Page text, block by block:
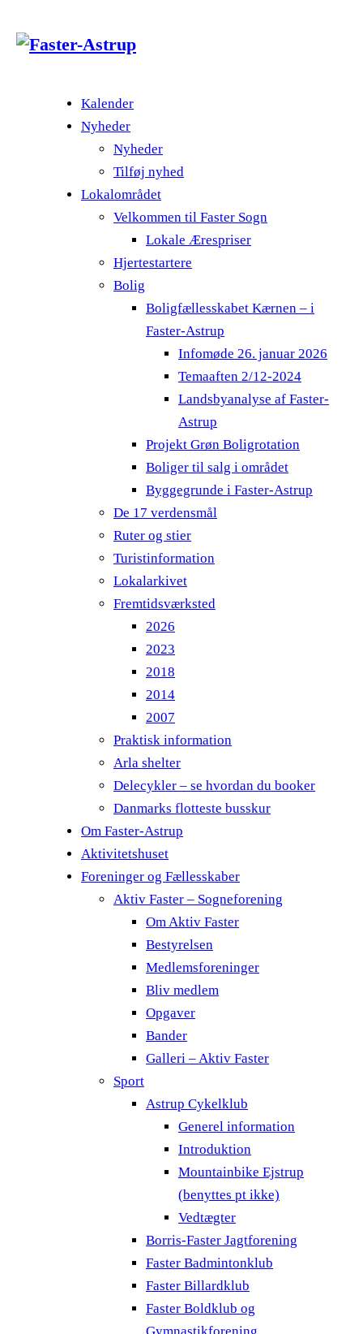
Kalender
Nyheder
Nyheder
Tilføj nyhed
Lokalområdet
Velkommen til Faster Sogn
Lokale Ærespriser
Hjertestartere
Bolig
Boligfællesskabet Kærnen – i
Faster-Astrup
Infomøde 26. januar 2026
Temaaften 2/12-2024
Landsbyanalyse af Faster-
Astrup
Projekt Grøn Boligrotation
Boliger til salg i området
Byggegrunde i Faster-Astrup
De 17 verdensmål
Ruter og stier
Turistinformation
Lokalarkivet
Fremtidsværksted
2026
2023
2018
2014
2007
Praktisk information
Arla shelter
Delecykler – se hvordan du booker
Danmarks flotteste busskur
Om Faster-Astrup
Aktivitetshuset
Foreninger og Fællesskaber
Aktiv Faster – Sogneforening
Om Aktiv Faster
Bestyrelsen
Medlemsforeninger
Bliv medlem
Opgaver
Bander
Galleri – Aktiv Faster
Sport
Astrup Cykelklub
Generel information
Introduktion
Mountainbike Ejstrup
(benyttes pt ikke)
Vedtægter
Borris-Faster Jagtforening
Faster Badmintonklub
Faster Billardklub
Faster Boldklub og